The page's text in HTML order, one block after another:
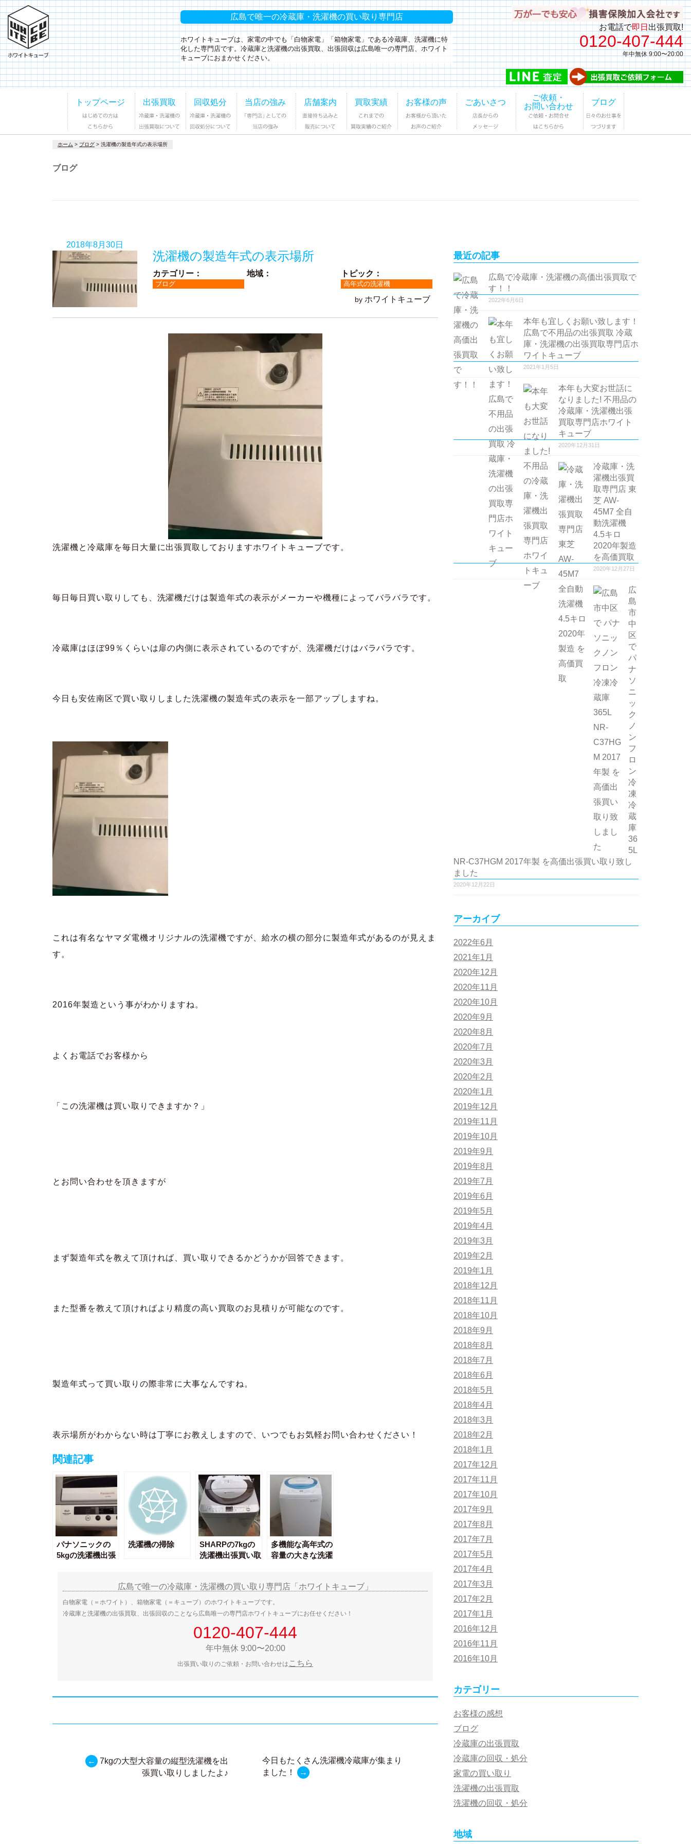
広島で唯一の冷蔵庫・洗濯機の買い取り専門店
ホワイトキューブは、家電の中でも「白物家電」「箱物家電」である冷蔵庫、洗濯機に特
化した専門店です。冷蔵庫と洗濯機の出張買取、出張回収は広島唯一の専門店、ホワイト
キューブにおまかせください。
お電話で即日出張買取!
0120-407-444
年中無休 9:00〜20:00
コ
ン
テ
ン
トップページ 出張買取 回収処分 当店の強み 店舗案内 買取実績 お客様の声 ごあいさつ
ご依頼・
お問い合わせ
ブログ
ホーム > ブログ > 洗濯機の製造年式の表示場所
ブログ
2018年8月30日
洗濯機の製造年式の表示場所
カテゴリー：
ブログ
地域： トピック：
高年式の洗濯機
by ホワイトキューブ
洗濯機と冷蔵庫を毎日大量に出張買取しておりますホワイトキューブです。
毎日毎日買い取りしても、洗濯機だけは製造年式の表示がメーカーや機種によってバラバラです。
冷蔵庫はほぼ99％くらいは扉の内側に表示されているのですが、洗濯機だけはバラバラです。
今日も安佐南区で買い取りしました洗濯機の製造年式の表示を一部アップしますね。
これは有名なヤマダ電機オリジナルの洗濯機ですが、給水の横の部分に製造年式があるのが見えま
す。
2016年製造という事がわかりますね。
よくお電話でお客様から
「この洗濯機は買い取りできますか？」
とお問い合わせを頂きますが
まず製造年式を教えて頂ければ、買い取りできるかどうかが回答できます。
また型番を教えて頂ければより精度の高い買取のお見積りが可能なのです。
製造年式って買い取りの際非常に大事なんですね。
表示場所がわからない時は丁寧にお教えしますので、いつでもお気軽お問い合わせください！
関連記事
パナソニックの
5kgの洗濯機出張
洗濯機の掃除
SHARPの7kgの
洗濯機出張買い取
多機能な高年式の
容量の大きな洗濯
広島で唯一の冷蔵庫・洗濯機の買い取り専門店「ホワイトキューブ」
白物家電（＝ホワイト）、箱物家電（＝キューブ）のホワイトキューブです。
冷蔵庫と洗濯機の出張買取、出張回収のことなら広島唯一の専門店ホワイトキューブにお任せください！
0120-407-444
年中無休 9:00〜20:00
出張買い取りのご依頼・お問い合わせは こちら
投
←
7kgの大型大容量の縦型洗濯機を出
張買い取りしましたよ♪
今日もたくさん洗濯機冷蔵庫が集まり
ました！
→
最近の記事
広島で冷蔵庫・洗濯機の高価出張買取で
す！！
2022年6月6日
本年も宜しくお願い致します！
広島で不用品の出張買取 冷蔵
庫・洗濯機の出張買取専門店ホ
ワイトキューブ
2021年1月5日
本年も大変お世話に
なりました! 不用品の
冷蔵庫・洗濯機出張
買取専門店ホワイト
キューブ
2020年12月31日
冷蔵庫・洗
濯機出張買
取専門店 東
芝 AW-
45M7 全自
動洗濯機
4.5キロ
2020年製造
を高価買取
2020年12月27日
広
島
市
中
区
で
パ
ナ
ソ
ニ
ッ
ク
ノ
ン
フ
ロ
ン
冷
凍
冷
蔵
庫
36
5L
NR-C37HGM 2017年製 を高価出張買い取り致し
ました
2020年12月22日
アーカイブ
2022年6月
2021年1月
2020年12月
2020年11月
2020年10月
2020年9月
2020年8月
2020年7月
2020年3月
2020年2月
2020年1月
2019年12月
2019年11月
2019年10月
2019年9月
2019年8月
2019年7月
2019年6月
2019年5月
2019年4月
2019年3月
2019年2月
2019年1月
2018年12月
2018年11月
2018年10月
2018年9月
2018年8月
2018年7月
2018年6月
2018年5月
2018年4月
2018年3月
2018年2月
2018年1月
2017年12月
2017年11月
2017年10月
2017年9月
2017年8月
2017年7月
2017年5月
2017年4月
2017年3月
2017年2月
2017年1月
2016年12月
2016年11月
2016年10月
カテゴリー
お客様の感想
ブログ
冷蔵庫の出張買取
冷蔵庫の回収・処分
家電の買い取り
洗濯機の出張買取
洗濯機の回収・処分
地域